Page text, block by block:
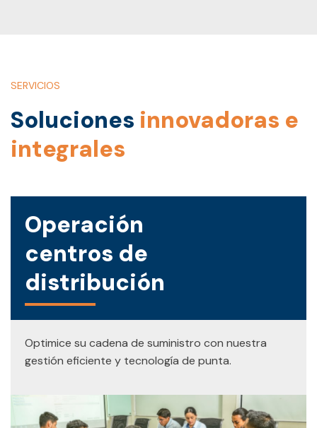
SERVICIOS
Soluciones innovadoras e
integrales
Operación
centros de
distribución
Optimice su cadena de suministro con nuestra
gestión eficiente y tecnología de punta.